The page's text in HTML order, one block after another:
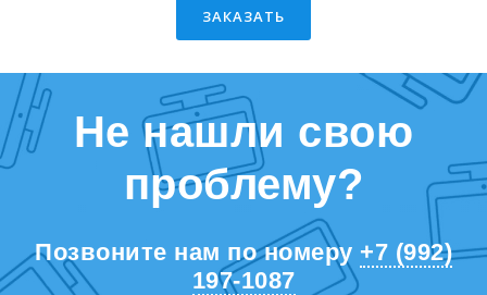
ЗАКАЗАТЬ
Не нашли свою
проблему?
Позвоните нам по номеру +7 (992)
197-1087